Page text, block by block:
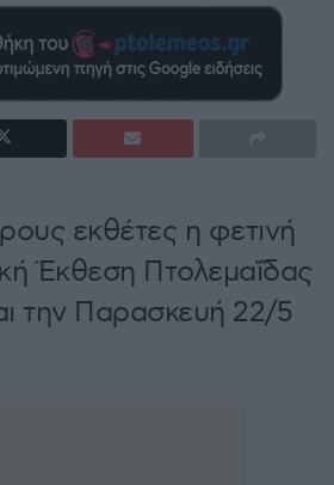
εκθέτες η φετινή
Έκθεση Πτολεμαΐδας
την Παρασκευή 22/5